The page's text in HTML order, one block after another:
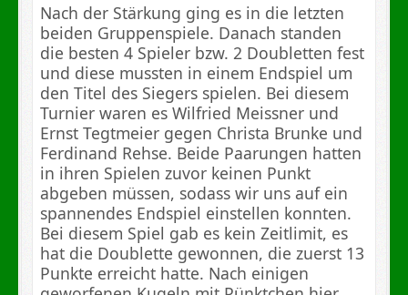
Nach der Stärkung ging es in die letzten
beiden Gruppenspiele. Danach standen
die besten 4 Spieler bzw. 2 Doubletten fest
und diese mussten in einem Endspiel um
den Titel des Siegers spielen. Bei diesem
Turnier waren es Wilfried Meissner und
Ernst Tegtmeier gegen Christa Brunke und
Ferdinand Rehse. Beide Paarungen hatten
in ihren Spielen zuvor keinen Punkt
abgeben müssen, sodass wir uns auf ein
spannendes Endspiel einstellen konnten.
Bei diesem Spiel gab es kein Zeitlimit, es
hat die Doublette gewonnen, die zuerst 13
Punkte erreicht hatte. Nach einigen